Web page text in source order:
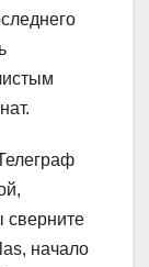
сверните
начало